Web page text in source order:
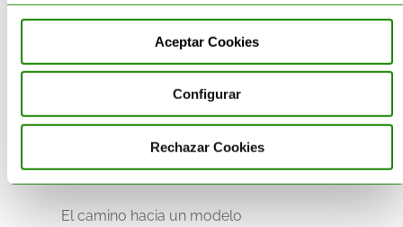
Aceptar Cookies
Configurar
Rechazar Cookies
las mejores prácticas del sector.
Caminando
hacia el Zero
Waste con
Acteco
El camino hacia un modelo